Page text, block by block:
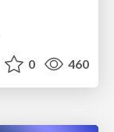
0 460